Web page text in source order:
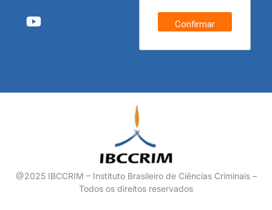
Confirmar
@2025 IBCCRIM – Instituto Brasileiro de Ciências Criminais –
Todos os direitos reservados